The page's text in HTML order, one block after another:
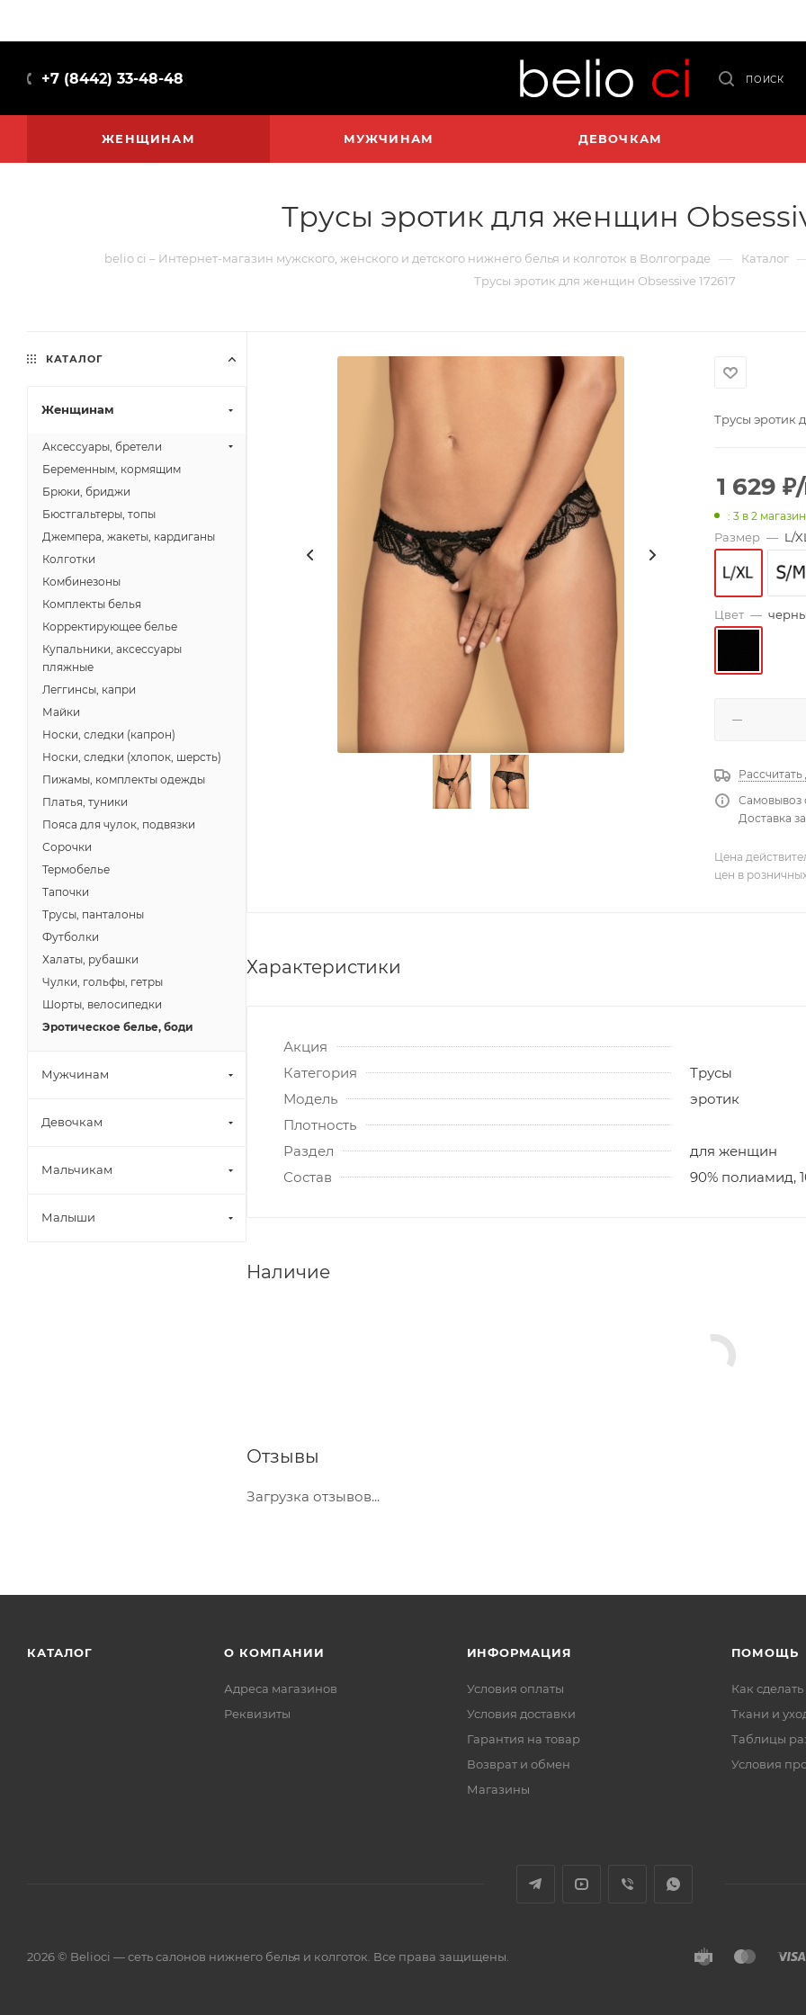
+7 (8442) 33-48-48 ПОИСК
ЖЕНЩИНАМ МУЖЧИНАМ ДЕВОЧКАМ
Трусы эротик для женщин
belio ci – Интернет-магазин мужского, женского и детского нижнего белья и колготок в Волгограде — Каталог
Трусы эротик для женщин Obsessive 172617
Трусы эротик
1 629 ₽
: 3 в 2
Размер — L/XL
Цвет —
Рассчитать
Самовывоз
Доставка
Цена
цен в
Характеристики
Акция
Категория
Трусы
Модель
эротик
Плотность
Раздел
для женщин
Состав
90% полиамид,
Наличие
Отзывы
Загрузка отзывов...
КАТАЛОГ
Женщинам
Аксессуары, бретели
Беременным, кормящим
Брюки, бриджи
Бюстгальтеры, топы
Джемпера, жакеты, кардиганы
Колготки
Комбинезоны
Комплекты белья
Корректирующее белье
Купальники, аксессуары
пляжные
Леггинсы, капри
Майки
Носки, следки (капрон)
Носки, следки (хлопок, шерсть)
Пижамы, комплекты одежды
Платья, туники
Пояса для чулок, подвязки
Сорочки
Термобелье
Тапочки
Трусы, панталоны
Футболки
Халаты, рубашки
Чулки, гольфы, гетры
Шорты, велосипедки
Эротическое белье, боди
Мужчинам
Девочкам
Мальчикам
Малыши
КАТАЛОГ О КОМПАНИИ
Адреса магазинов
Реквизиты
ИНФОРМАЦИЯ
Условия оплаты
Условия доставки
Гарантия на товар
Возврат и обмен
Магазины
ПОМОЩЬ
Как сделать
Ткани и
Таблицы
Условия
2026 © Belioci — сеть салонов нижнего белья и колготок. Все права защищены.